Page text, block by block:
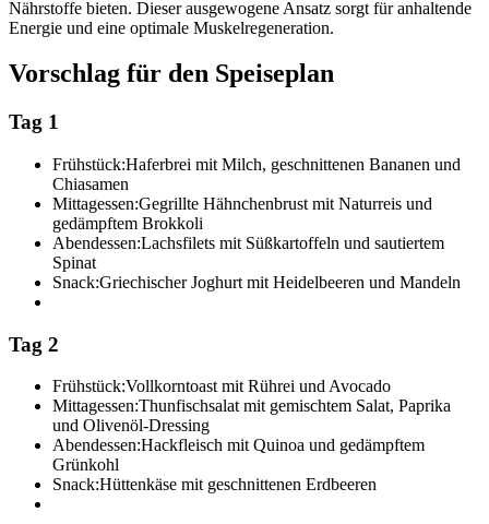
Nährstoffe bieten. Dieser ausgewogene Ansatz sorgt für anhaltende
Energie und eine optimale Muskelregeneration.
Vorschlag für den Speiseplan
Tag 1
Frühstück:Haferbrei mit Milch, geschnittenen Bananen und
Chiasamen
Mittagessen:Gegrillte Hähnchenbrust mit Naturreis und
gedämpftem Brokkoli
Abendessen:Lachsfilets mit Süßkartoffeln und sautiertem
Spinat
Snack:Griechischer Joghurt mit Heidelbeeren und Mandeln
Tag 2
Frühstück:Vollkorntoast mit Rührei und Avocado
Mittagessen:Thunfischsalat mit gemischtem Salat, Paprika
und Olivenöl-Dressing
Abendessen:Hackfleisch mit Quinoa und gedämpftem
Grünkohl
Snack:Hüttenkäse mit geschnittenen Erdbeeren